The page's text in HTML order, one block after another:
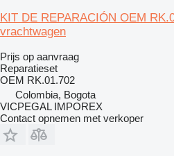
KIT DE REPARACIÓN OEM
vrachtwagen
Prijs op aanvraag
Reparatieset
OEM RK.01.702
Colombia, Bogota
VICPEGAL IMPOREX
Contact opnemen met verkoper